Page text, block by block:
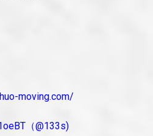
moving.com/
（@133s)